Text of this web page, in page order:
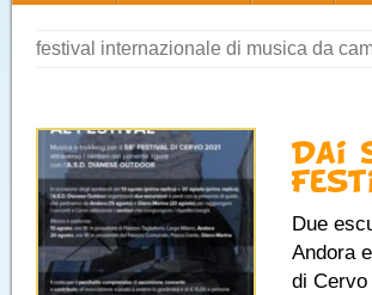
festival internazionale di musica da
Dai
Due
Andora
di